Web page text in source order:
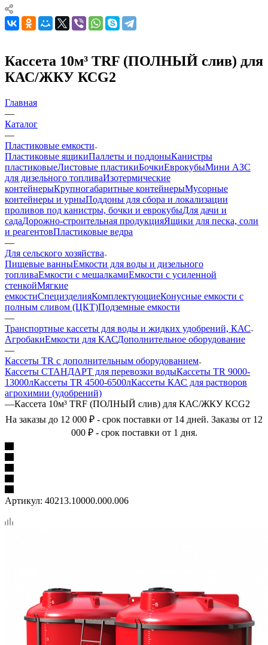
Кассета 10м³ TRF (ПОЛНЫЙ слив) для
КАС/ЖКУ КСG2
Главная
—
Каталог
—
Пластиковые емкости
Пластиковые ящикиПаллеты и поддоныКанистры
пластиковыеЛистовые пластикиБочкиЕврокубыМини АЗС
для дизельного топливаИзотермические
контейнерыКрупногабаритные контейнерыМусорные
контейнеры и урныПоддоны для сбора и локализации
проливов под канистры, бочки и еврокубыДля дачи и
садаДорожно-строительная продукцияЯщики для песка, соли
и реагентовПластиковые ведра
—
Для сельского хозяйства
Пищевые ванныЕмкости для воды и дизельного
топливаЕмкости с мешалкамиЕмкости с усиленной
стенкойМягкие
емкостиСпецизделияКомплектующиеКонусные емкости с
полным сливом (ЦКТ)Подземные емкости
—
Транспортные кассеты для воды и жидких удобрений, КАС
АгробакиЕмкости для КАСДополнительное оборудование
—
Кассеты TR с дополнительным оборудованием
Кассеты СТАНДАРТ для перевозки водыКассеты TR 9000-
13000лКассеты TR 4500-6500лКассеты КАС для растворов
агрохимии (удобрений)
—Кассета 10м³ TRF (ПОЛНЫЙ слив) для КАС/ЖКУ КСG2
На заказы до 12 000 ₽ - срок поставки от 14 дней. Заказы от 12
000 ₽ - срок поставки от 1 дня.
Артикул: 40213.10000.000.006